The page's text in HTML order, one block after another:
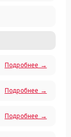
Подробнее →
Подробнее →
Подробнее →